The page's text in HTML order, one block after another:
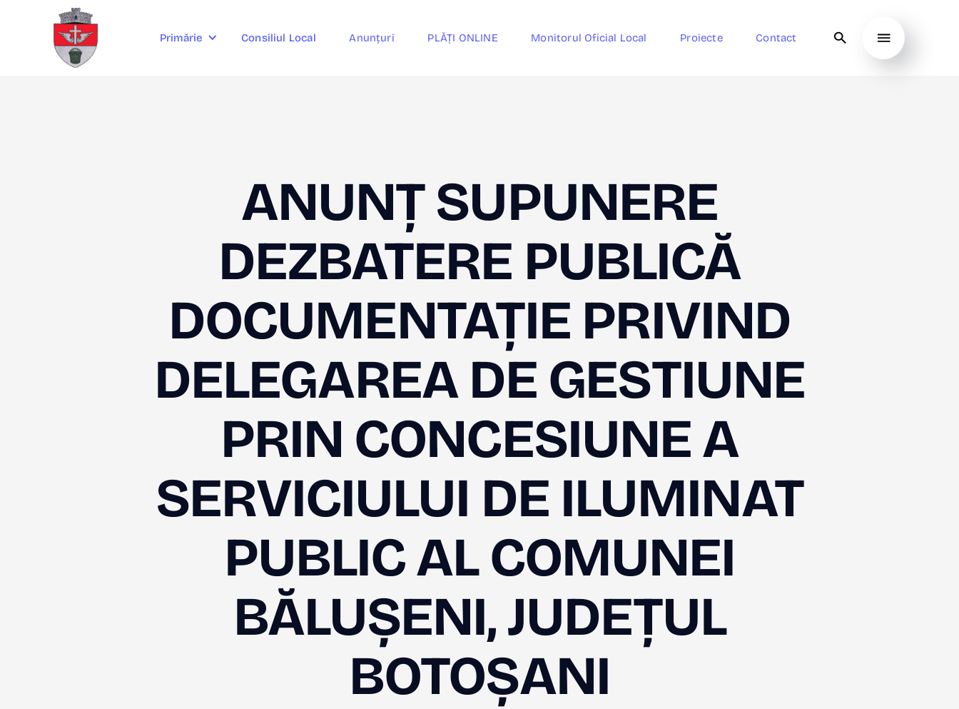
Primărie Consiliul Local Anunțuri PLĂȚI ONLINE Monitorul Oficial Local Proiecte Contact
ANUNȚ SUPUNERE
DEZBATERE PUBLICĂ
DOCUMENTAȚIE PRIVIND
DELEGAREA DE GESTIUNE
PRIN CONCESIUNE A
SERVICIULUI DE ILUMINAT
PUBLIC AL COMUNEI
BĂLUȘENI, JUDEȚUL
BOTOȘANI